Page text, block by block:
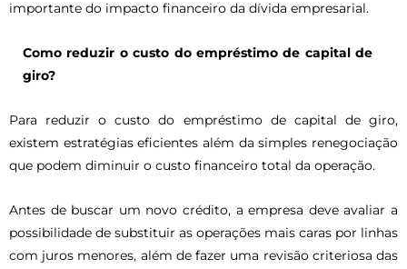
importante do impacto financeiro da dívida empresarial.
Como reduzir o custo do empréstimo de capital de
giro?
Para reduzir o custo do empréstimo de capital de giro,
existem estratégias eficientes além da simples renegociação
que podem diminuir o custo financeiro total da operação.
Antes de buscar um novo crédito, a empresa deve avaliar a
possibilidade de substituir as operações mais caras por linhas
com juros menores, além de fazer uma revisão criteriosa das